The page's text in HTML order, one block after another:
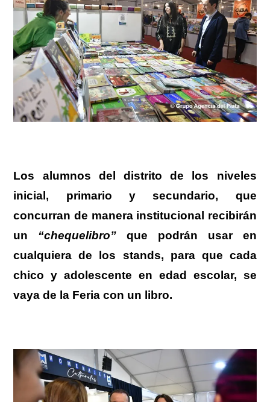
Los alumnos del distrito de los niveles
inicial, primario y secundario, que
concurran de manera institucional recibirán
un “chequelibro” que podrán usar en
cualquiera de los stands, para que cada
chico y adolescente en edad escolar, se
vaya de la Feria con un libro.